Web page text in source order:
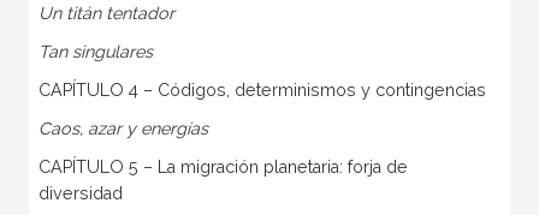
Un titán tentador
Tan singulares
CAPÍTULO 4 – Códigos, determinismos y contingencias
Caos, azar y energías
CAPÍTULO 5 – La migración planetaria: forja de
diversidad